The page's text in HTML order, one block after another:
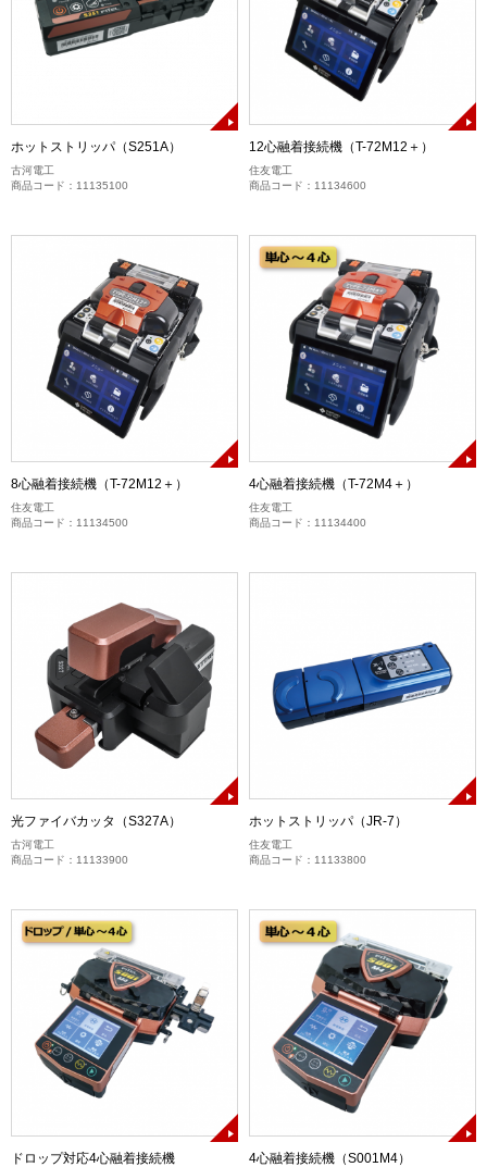
ホットストリッパ（S251A）
古河電工
商品コード：11135100
12心融着接続機（T-72M12＋）
住友電工
商品コード：11134600
8心融着接続機（T-72M12＋）
住友電工
商品コード：11134500
4心融着接続機（T-72M4＋）
住友電工
商品コード：11134400
光ファイバカッタ（S327A）
古河電工
商品コード：11133900
ホットストリッパ（JR-7）
住友電工
商品コード：11133800
ドロップ対応4心融着接続機
4心融着接続機（S001M4）